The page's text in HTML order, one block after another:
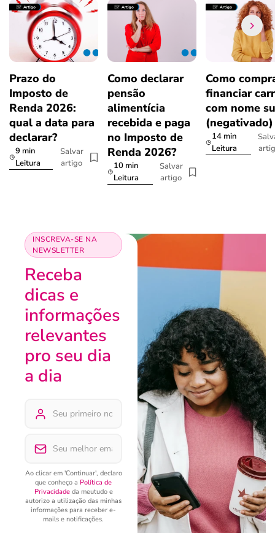
Prazo do
Imposto de
Renda 2026:
qual a data para
declarar?
9 min
Leitura
Salvar
artigo
Como declarar
pensão
alimentícia
recebida e paga
no Imposto de
Renda 2026?
10 min
Leitura
Salvar
artigo
Como
financiar
com nome
(negativado)
14 min
Leitura
INSCREVA-SE NA
NEWSLETTER
Receba
dicas e
informações
relevantes
pro seu dia
a dia
Ao clicar em 'Continuar', declaro
que conheço a Política de
Privacidadeda meutudo e
autorizo a utilização das minhas
informações para receber e-
mails e notificações.